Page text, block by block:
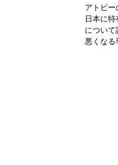
アトピー
日本に
につい
悪くなる